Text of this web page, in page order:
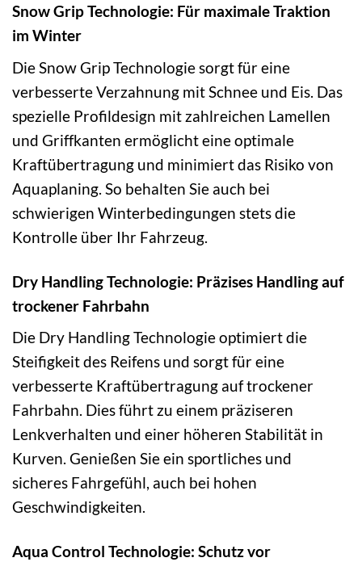
Snow Grip Technologie: Für maximale Traktion
im Winter
Die Snow Grip Technologie sorgt für eine
verbesserte Verzahnung mit Schnee und Eis. Das
spezielle Profildesign mit zahlreichen Lamellen
und Griffkanten ermöglicht eine optimale
Kraftübertragung und minimiert das Risiko von
Aquaplaning. So behalten Sie auch bei
schwierigen Winterbedingungen stets die
Kontrolle über Ihr Fahrzeug.
Dry Handling Technologie: Präzises Handling auf
trockener Fahrbahn
Die Dry Handling Technologie optimiert die
Steifigkeit des Reifens und sorgt für eine
verbesserte Kraftübertragung auf trockener
Fahrbahn. Dies führt zu einem präziseren
Lenkverhalten und einer höheren Stabilität in
Kurven. Genießen Sie ein sportliches und
sicheres Fahrgefühl, auch bei hohen
Geschwindigkeiten.
Aqua Control Technologie: Schutz vor